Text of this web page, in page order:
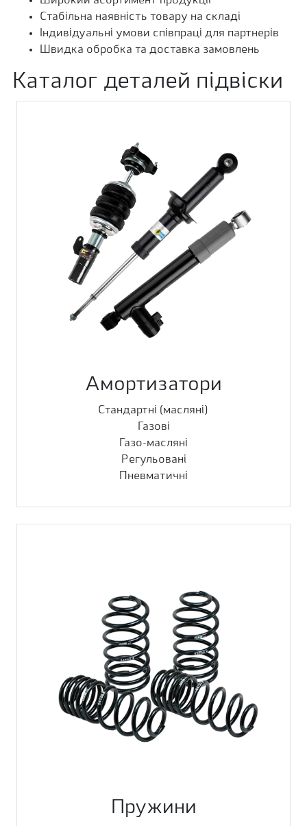
Стабільна наявність товару на складі
Індивідуальні умови співпраці для партнерів
Швидка обробка та доставка замовлень
Каталог деталей підвіски
Амортизатори
Стандартні (масляні)
Газові
Газо-масляні
Регульовані
Пневматичні
Пружини